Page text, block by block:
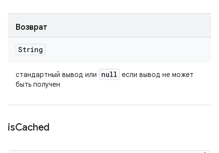
Возврат
String
стандартный вывод или null если вывод не может
быть получен
isCached